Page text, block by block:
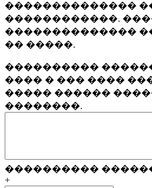
��������������
������������.
��������������
�� �����.
����������
���� � ��� ����
����� ������
��������.
����������
+